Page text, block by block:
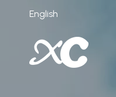
English